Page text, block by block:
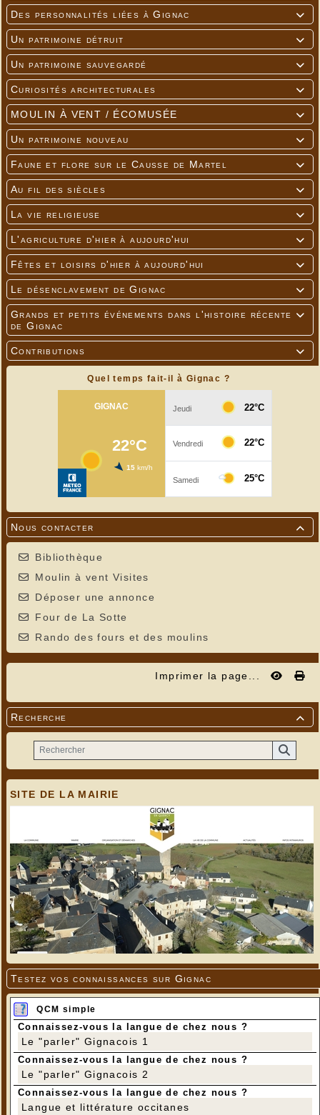

Des personnalités liées à Gignac

Un patrimoine détruit

Un patrimoine sauvegardé

Curiosités architecturales

MOULIN À VENT / ÉCOMUSÉE

Un patrimoine nouveau

Faune et flore sur le Causse de Martel

Au fil des siècles

La vie religieuse

L'agriculture d'hier à aujourd'hui

Fêtes et loisirs d'hier à aujourd'hui

Le désenclavement de Gignac

Grands et petits événements dans l'histoire récente
de Gignac

Contributions
Quel temps fait-il à Gignac ?

Nous contacter
Bibliothèque
Moulin à vent Visites
Déposer une annonce
Four de La Sotte
Rando des fours et des moulins
Imprimer la page...

Recherche
SITE DE LA MAIRIE
Testez vos connaissances sur Gignac
QCM simple
Connaissez-vous la langue de chez nous ?
Le "parler" Gignacois 1
Connaissez-vous la langue de chez nous ?
Le "parler" Gignacois 2
Connaissez-vous la langue de chez nous ?
Langue et littérature occitanes